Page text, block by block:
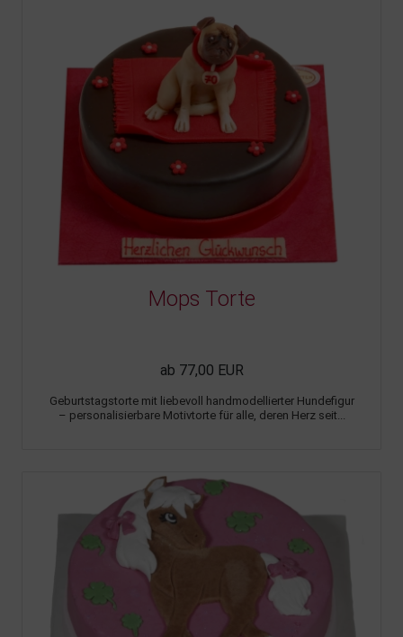
Mops Torte
ab 77,00 EUR
Geburtstagstorte mit liebevoll handmodellierter Hundefigur
– personalisierbare Motivtorte für alle, deren Herz seit...